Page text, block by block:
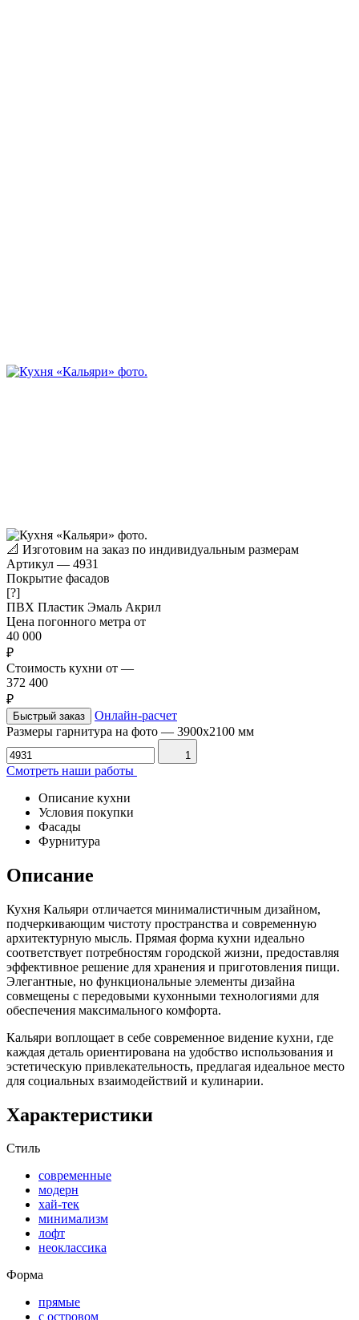
📐 Изготовим на заказ по индивидуальным размерам
Артикул — 4931
Покрытие фасадов
[?]
ПВХ Пластик Эмаль Акрил
Цена погонного метра от
40 000
₽
Стоимость кухни от —
372 400
₽
Быстрый заказ
Онлайн-расчет
Размеры гарнитура на фото — 3900х2100 мм
1
Смотреть наши работы
Описание кухни
Условия покупки
Фасады
Фурнитура
Описание
Кухня Кальяри отличается минималистичным дизайном,
подчеркивающим чистоту пространства и современную
архитектурную мысль. Прямая форма кухни идеально
соответствует потребностям городской жизни, предоставляя
эффективное решение для хранения и приготовления пищи.
Элегантные, но функциональные элементы дизайна
совмещены с передовыми кухонными технологиями для
обеспечения максимального комфорта.
Кальяри воплощает в себе современное видение кухни, где
каждая деталь ориентирована на удобство использования и
эстетическую привлекательность, предлагая идеальное место
для социальных взаимодействий и кулинарии.
Характеристики
Стиль
современные
модерн
хай-тек
минимализм
лофт
неоклассика
Форма
прямые
с островом